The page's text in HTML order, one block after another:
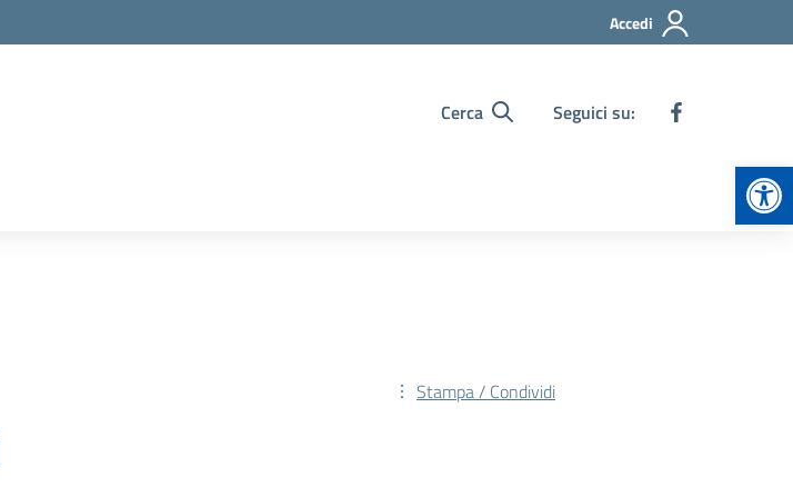
Accedi
Cerca Seguici su:
Stampa / Condividi